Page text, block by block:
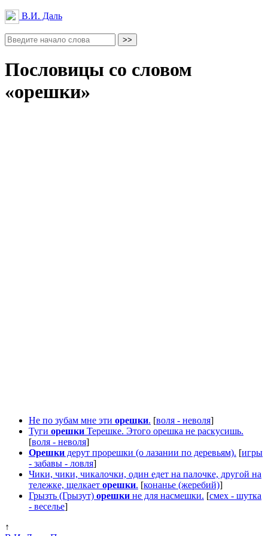
В.И. Даль
Пословицы со словом
«орешки»
Не по зубам мне эти орешки. [воля - неволя]
Туги орешки Терешке. Этого орешка не раскусишь.
[воля - неволя]
Орешки дерут прорешки (о лазании по деревьям). [игры
- забавы - ловля]
Чики, чики, чикалочки, один едет на палочке, другой на
тележке, щелкает орешки. [конанье (жеребий)]
Грызть (Грызут) орешки не для насмешки. [смех - шутка
- веселье]
↑